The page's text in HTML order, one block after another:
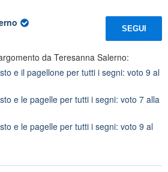
SEGUI
da Teresanna Salerno:
e il pagellone per tutti i segni: voto 9 al
e le pagelle per tutti i segni: voto 7 alla
e le pagelle per tutti i segni: voto 9 al